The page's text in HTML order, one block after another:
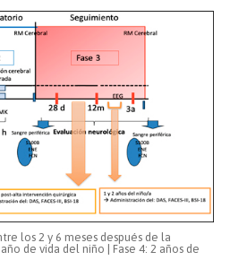
los 2 y 6 meses después de la
de vida del niño | Fase 4: 2 años de